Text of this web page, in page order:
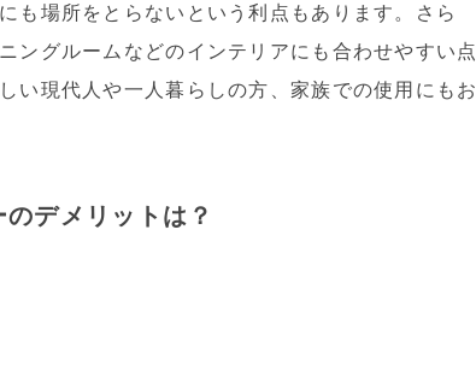
も場所をとらないという利点もあります。さら
ングルームなどのインテリアにも合わせやすい点
い現代人や一人暮らしの方、家族での使用にもお
デメリットは？